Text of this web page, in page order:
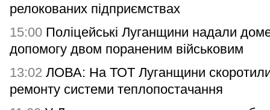
релокованих підприємствах
15:00 Поліцейські Луганщини надали
допомогу двом пораненим військовим
13:02 ЛОВА: На ТОТ Луганщини
ремонту системи теплопостачання